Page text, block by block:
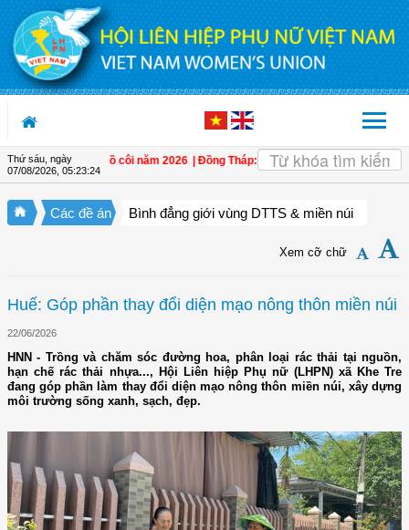
Truy cập nội dung luôn
Thứ sáu, ngày
07/08/2026, 05:23:24
trợ trẻ em mồ côi năm 2026 | Đồng Tháp: Quán triệt Nghị quyết Đại hội đại
Các đề án Bình đẳng giới vùng DTTS & miền núi
Xem cỡ chữ
Huế: Góp phần thay đổi diện mạo nông thôn miền núi
22/06/2026
HNN - Trồng và chăm sóc đường hoa, phân loại rác thải tại nguồn,
hạn chế rác thải nhựa..., Hội Liên hiệp Phụ nữ (LHPN) xã Khe Tre
đang góp phần làm thay đổi diện mạo nông thôn miền núi, xây dựng
môi trường sống xanh, sạch, đẹp.